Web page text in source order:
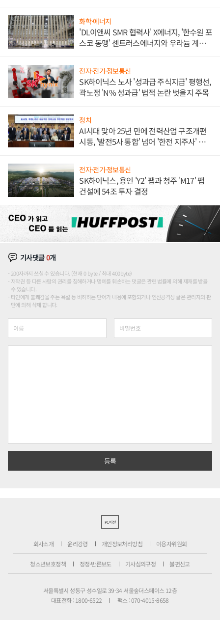
화학·에너지
'DL이앤씨 SMR 협력사' X에너지, '한수원 포
스코 동맹' 센트러스에너지와 우라늄 계약
전자·전기·정보통신
SK하이닉스 노사 '성과급 주식지급' 평행선,
곽노정 'N% 성과급' 법적 논란 벗을지 주목
정치
AI시대 맞아 25년 만에 전력산업 구조개편
시동, '발전5사 통합' 넘어 '한전 지주사' 재편
전자·전기·정보통신
SK하이닉스, 용인 'Y2' 팹과 청주 'M17' 팹
건설에 54조 투자 결정
기사댓글0개
200자까지 쓰실 수 있습니다. (현재 0 byte / 최대 400byte)
저작권 등 다른 사람의 권리를 침해하거나 명예를 훼손하는 댓글은 관련 법률에 의해 제재를 받을
수 있습니다.
타인에게 불쾌감을 주는 욕설 등 비하하는 단어가 내용에 포함되거나 인신공격성 글은 관리자의 판
단에 의해 삭제 합니다.
PC버전
회사소개 윤리강령 개인정보처리방침 이용자위원회
청소년보호정책 정정·반론보도 기사심의규정 불편신고
서울특별시 성동구 성수일로 39-34 서울숲더스페이스 12층
대표전화 : 1800-6522
팩스 : 070-4015-8658